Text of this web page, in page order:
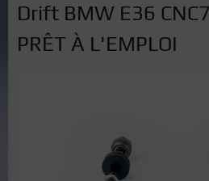
Drift BMW E36
PRÊT À L'EMPLOI